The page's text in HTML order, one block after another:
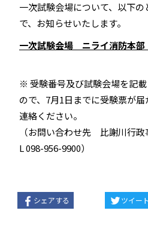
一次試験会場について、以下
で、お知らせいたします。
一次試験会場 ニライ消防本部
※ 受験番号及び試験会場を記
ので、7月1日までに受験票が
連絡ください。
（お問い合わせ先 比謝川行
L 098-956-9900）
シェアする ツイー